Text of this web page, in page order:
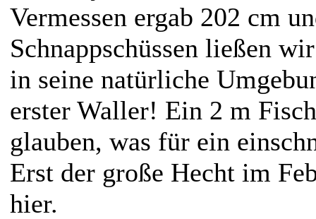
Vermessen ergab 202 cm
Schnappschüssen ließen
in seine natürliche
erster Waller! Ein 2 m
glauben, was für ein
Erst der große Hecht im
hier.